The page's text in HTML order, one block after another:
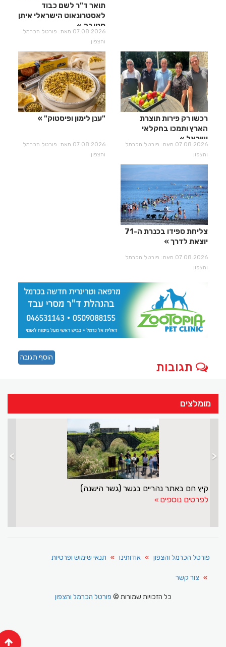
תואר ד"ר לשם כבוד
לאסטרונאוט הישראלי איתן
סטיבה
07.08.2026 מאת: פורטל הכרמל
והצפון
רכשו רק פירות תוצרת
הארץ ותמכו בחקלאי
ישראל
07.08.2026 מאת: פורטל הכרמל
והצפון
"ענן לימון ופיסטוק"
07.08.2026 מאת: פורטל הכרמל
והצפון
צליחת ספידו בכנרת ה-71
יוצאת לדרך
07.08.2026 מאת: פורטל הכרמל
והצפון
תגובות
הוסף תגובה
מומלצים
אשקר עושה שליחות חשובה לישראל ולדרוזים
נוספים
> <
פורטל הכרמל והצפון אודותינו תנאי שימוש ופרטיות
צור קשר
כל הזכויות שמורות ©פורטל הכרמל והצפון